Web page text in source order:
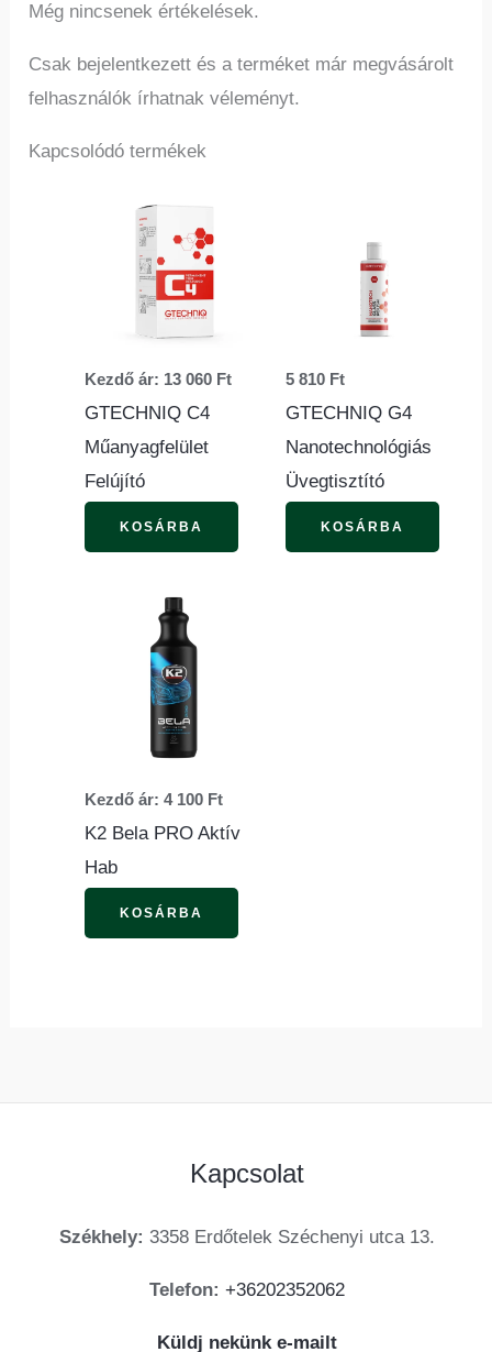
Még nincsenek értékelések.
Csak bejelentkezett és a terméket már megvásárolt
felhasználók írhatnak véleményt.
Kapcsolódó termékek
Kezdő ár: 13 060 Ft
GTECHNIQ C4
Műanyagfelület
Felújító
KOSÁRBA
változatok
termékoldalon
választhatók
5 810 Ft
GTECHNIQ G4
Nanotechnológiás
Üvegtisztító
KOSÁRBA
Kezdő ár:4 100 Ft
K2 Bela PRO Aktív
Hab
KOSÁRBA
változatok
Kapcsolat
Székhely: 3358 Erdőtelek Széchenyi utca 13.
Telefon: +36202352062
Küldj nekünk e-mailt